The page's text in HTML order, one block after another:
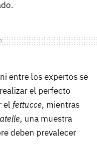
entre los expertos se
el perfecto
el fettucce, mientras
, una muestra
deben prevalecer